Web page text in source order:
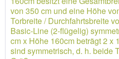
von 350 cm und eine Höhe
Torbreite / Durchfahrtsbreite
Basic-Line (2-flügelig)
cm x Höhe 160cm beträgt 2 x
sind symmetrisch, d. h. beide